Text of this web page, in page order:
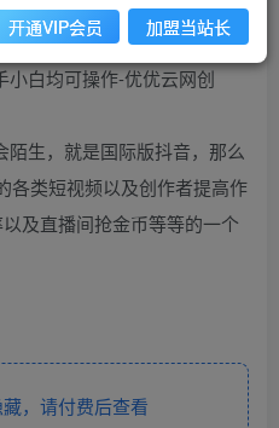
生，就是国际版抖音，那么
各类短视频以及创作者提高作
及直播间抢金币等等的一个
，请付费后查看
开通VIP会员 加盟当站长